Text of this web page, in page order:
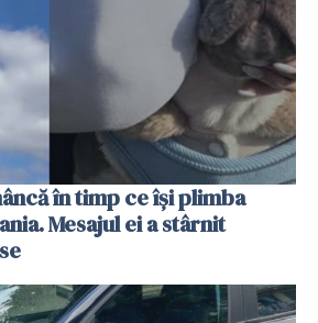
în timp ce își plimba
Mesajul ei a stârnit